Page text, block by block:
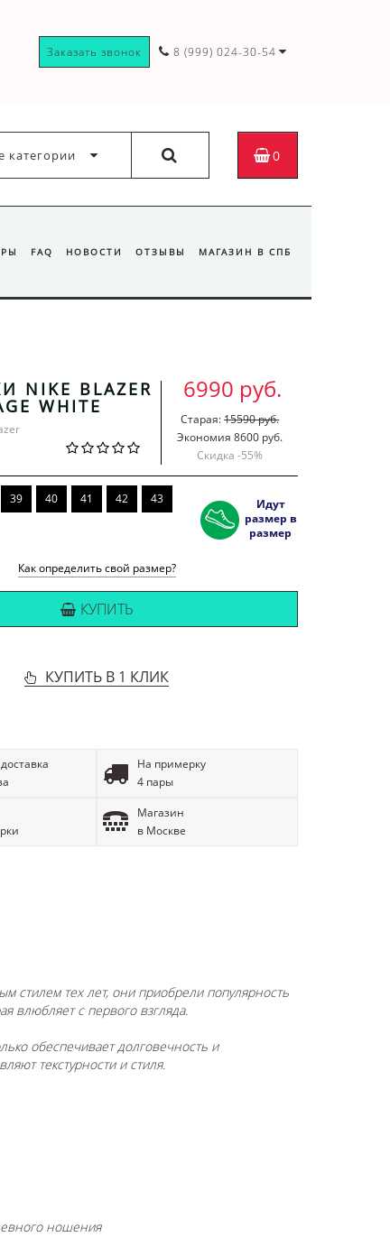
Заказать звонок 8 (999) 024-30-54
категории 0
FAQ НОВОСТИ ОТЗЫВЫ МАГАЗИН В СПБ
NIKE BLAZER
WHITE
6990 руб.
Старая:15590 руб.
Экономия 8600 руб.
Скидка -55%
39 40 41 42 43
Идут
размер в
размер
Как определить свой размер?
КУПИТЬ
КУПИТЬ В 1 КЛИК
На примерку
4 пары
Магазин
в Москве
стилем тех лет, они приобрели популярность
влюбляет с первого взгляда.
обеспечивает долговечность и
текстурности и стиля.
ношения